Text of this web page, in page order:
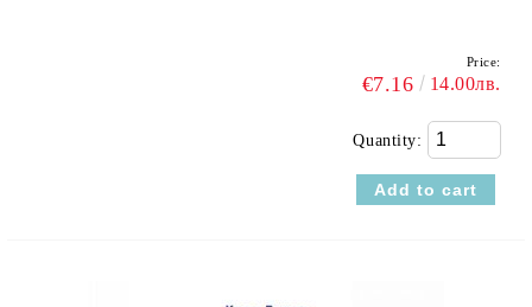
Price:
€7.16 14.00лв.
Quantity: